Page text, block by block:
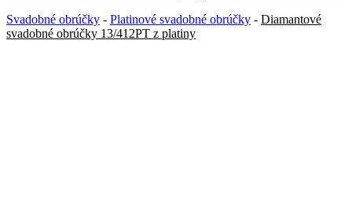
Svadobné obrúčky - Platinové svadobné obrúčky - Diamantové
svadobné obrúčky 13/412PT z platiny